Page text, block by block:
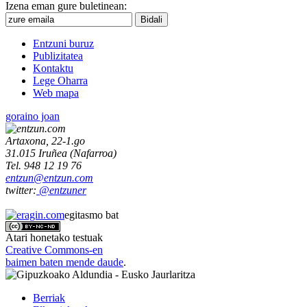
Izena eman gure buletinean:
Entzuni buruz
Publizitatea
Kontaktu
Lege Oharra
Web mapa
goraino joan
Artaxona, 22-1.go
31.015 Iruñea (Nafarroa)
Tel. 948 12 19 76
entzun@entzun.com
twitter: @entzuner
egitasmo bat
Atari honetako testuak
Creative Commons-en
baimen baten mende daude.
Berriak